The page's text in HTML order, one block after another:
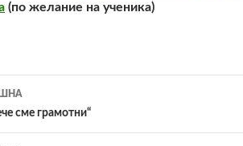
(по желание на ученика)
сме грамотни“